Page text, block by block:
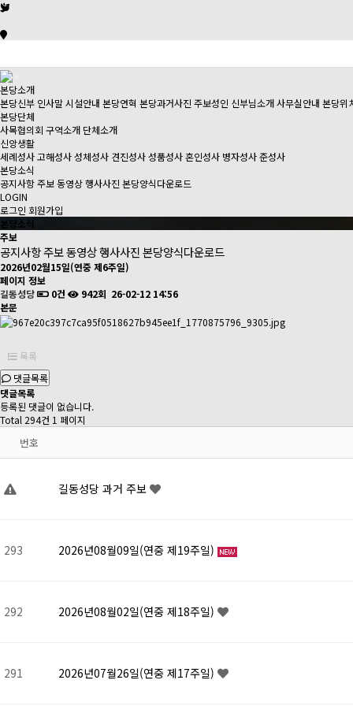
본당소개
본당신부 인사말시설안내 본당연혁 본당과거사진 주보성인 신부님소개사무실안내 본당위
본당단체
사목협의회 구역소개 단체소개
신앙생활
세례성사고해성사성체성사 견진성사성품성사혼인성사 병자성사준성사
본당소식
공지사항주보동영상행사사진 본당양식다운로드
LOGIN
로그인 회원가입
본당소식
주보
공지사항주보동영상행사사진본당양식다운로드
2026년02월15일(연중 제6주일)
페이지 정보
길동성당
0건 942회 26-02-12 14:56
본문
목록
댓글목록
댓글목록
등록된 댓글이 없습니다.
Total 294건 1 페이지
번호
길동성당 과거 주보
293 2026년08월09일(연중 제19주일)
292 2026년08월02일(연중 제18주일)
291 2026년07월26일(연중 제17주일)